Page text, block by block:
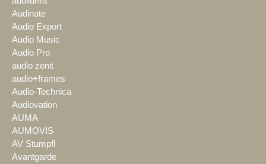
Audinate
Audio Export
Audio Music
Audio Pro
audio zenit
audio+frames
Audio-Technica
Audiovation
AUMA
AUMOVIS
AV Stumpfl
Avantgarde